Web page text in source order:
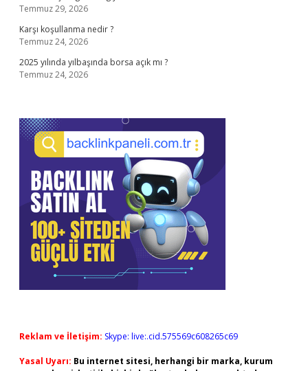
Temmuz 29, 2026
Karşı koşullanma nedir ?
Temmuz 24, 2026
2025 yılında yılbaşında borsa açık mı ?
Temmuz 24, 2026
Reklam ve İletişim: Skype: live:.cid.575569c608265c69
Yasal Uyarı: Bu internet sitesi, herhangi bir marka, kurum